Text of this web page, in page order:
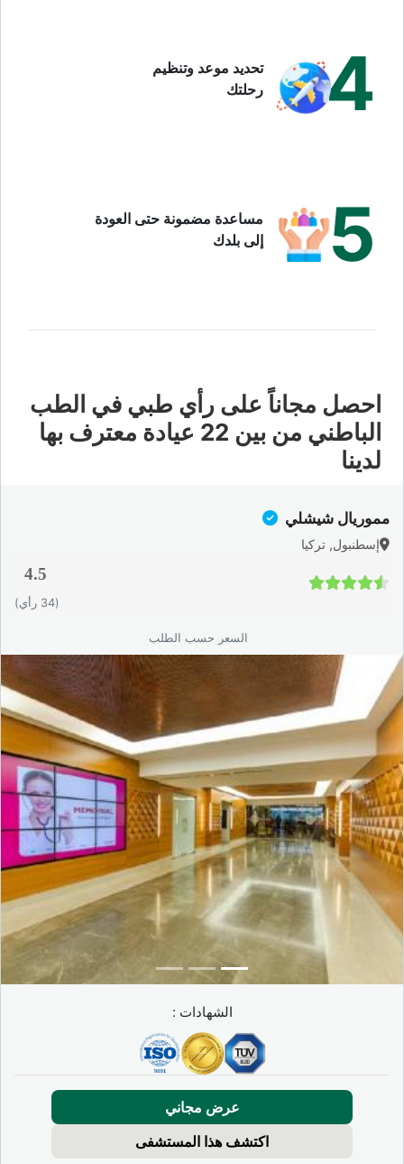
4
تحديد موعد وتنظيم
رحلتك
5
مساعدة مضمونة حتى العودة
إلى بلدك
احصل مجاناً على رأي طبي في الطب
الباطني من بين 22 عيادة معترف بها
لدينا
مموريال شيشلي
إسطنبول, تركيا
4.5
(34 رأي)
السعر حسب الطلب
الشهادات :
عرض مجاني
اكتشف هذا المستشفى